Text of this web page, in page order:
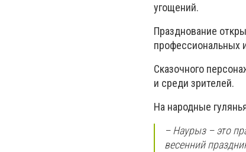
угощений.
Празднование
профессиональных
Сказочного
и среди зрителей.
На народные
– Наурыз – это
весенний